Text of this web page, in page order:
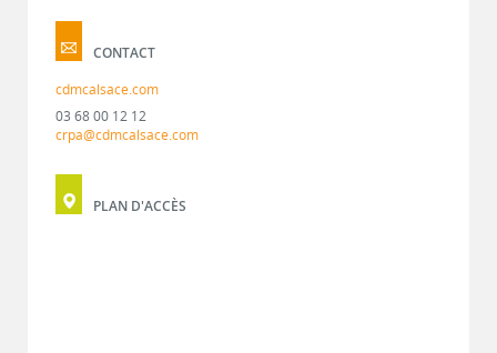
CONTACT
cdmcalsace.com
03 68 00 12 12
crpa@cdmcalsace.com
PLAN D'ACCÈS